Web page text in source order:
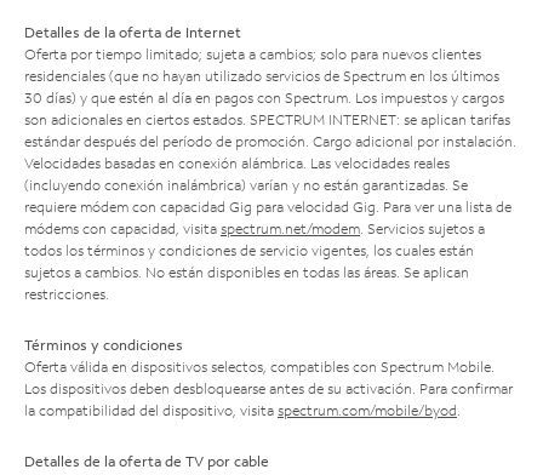
Detalles de la oferta de Internet
Oferta por tiempo limitado; sujeta a cambios; solo para nuevos clientes
residenciales (que no hayan utilizado servicios de Spectrum en los últimos
30 días) y que estén al día en pagos con Spectrum. Los impuestos y cargos
son adicionales en ciertos estados. SPECTRUM INTERNET: se aplican tarifas
estándar después del período de promoción. Cargo adicional por instalación.
Velocidades basadas en conexión alámbrica. Las velocidades reales
(incluyendo conexión inalámbrica) varían y no están garantizadas. Se
requiere módem con capacidad Gig para velocidad Gig. Para ver una lista de
módems con capacidad, visita spectrum.net/modem . Servicios sujetos a
todos los términos y condiciones de servicio vigentes, los cuales están
sujetos a cambios. No están disponibles en todas las áreas. Se aplican
restricciones.
Términos y condiciones
Oferta válida en dispositivos selectos, compatibles con Spectrum Mobile.
Los dispositivos deben desbloquearse antes de su activación. Para confirmar
la compatibilidad del dispositivo, visita spectrum.com/mobile/byod
Detalles de la oferta de TV por cable